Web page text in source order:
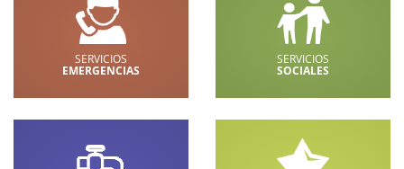
SERVICIOS
EMERGENCIAS
SERVICIOS
SOCIALES